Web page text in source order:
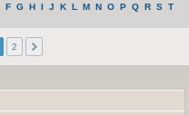
F G H I J K L M N O P Q R S T
2